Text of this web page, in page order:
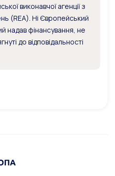
виконавчої агенції з
(REA). Ні Європейський
надав фінансування, не
до відповідальності